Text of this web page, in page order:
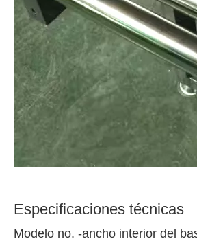
Especificaciones técnicas
Modelo no. -ancho interior del